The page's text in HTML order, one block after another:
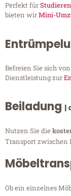
Perfekt für
bieten wirMini-
Befreien Sie sich
Dienstleistung zur
Beiladung |
Nutzen Sie die
Transport zwischen
Ob ein einzelnes